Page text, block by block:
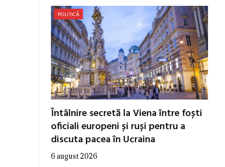
POLITICĂ
Întâlnire secretă la Viena între foști
oficiali europeni și ruși pentru a
discuta pacea în Ucraina
6 august 2026